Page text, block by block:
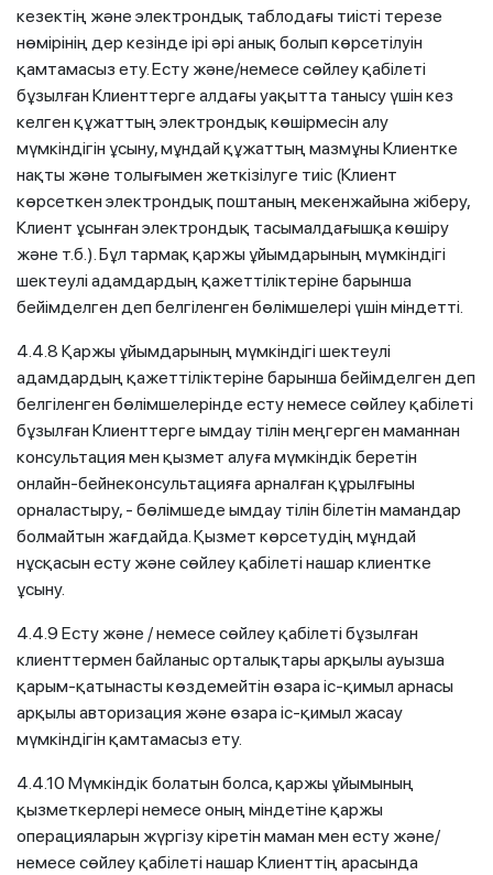
кезектің және электрондық таблодағы тиісті терезе
нөмірінің дер кезінде ірі әрі анық болып көрсетілуін
қамтамасыз ету. Есту және/немесе сөйлеу қабілеті
бұзылған Клиенттерге алдағы уақытта танысу үшін кез
келген құжаттың электрондық көшірмесін алу
мүмкіндігін ұсыну, мұндай құжаттың мазмұны Клиентке
нақты және толығымен жеткізілуге тиіс (Клиент
көрсеткен электрондық поштаның мекенжайына жіберу,
Клиент ұсынған электрондық тасымалдағышқа көшіру
және т.б.). Бұл тармақ қаржы ұйымдарының мүмкіндігі
шектеулі адамдардың қажеттіліктеріне барынша
бейімделген деп белгіленген бөлімшелері үшін міндетті.
4.4.8 Қаржы ұйымдарының мүмкіндігі шектеулі
адамдардың қажеттіліктеріне барынша бейімделген деп
белгіленген бөлімшелерінде есту немесе сөйлеу қабілеті
бұзылған Клиенттерге ымдау тілін меңгерген маманнан
консультация мен қызмет алуға мүмкіндік беретін
онлайн-бейнеконсультацияға арналған құрылғыны
орналастыру, - бөлімшеде ымдау тілін білетін мамандар
болмайтын жағдайда. Қызмет көрсетудің мұндай
нұсқасын есту және сөйлеу қабілеті нашар клиентке
ұсыну.
4.4.9 Есту және / немесе сөйлеу қабілеті бұзылған
клиенттермен байланыс орталықтары арқылы ауызша
қарым-қатынасты көздемейтін өзара іс-қимыл арнасы
арқылы авторизация және өзара іс-қимыл жасау
мүмкіндігін қамтамасыз ету.
4.4.10 Мүмкіндік болатын болса, қаржы ұйымының
қызметкерлері немесе оның міндетіне қаржы
операцияларын жүргізу кіретін маман мен есту және/
немесе сөйлеу қабілеті нашар Клиенттің арасында